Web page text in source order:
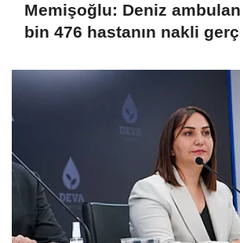
Memişoğlu: Deniz
bin 476 hastanın nakli